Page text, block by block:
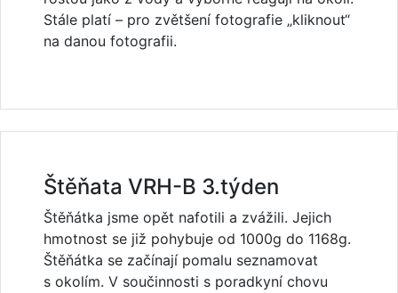
Stále platí – pro zvětšení fotografie „kliknout“
na danou fotografii.
Štěňata VRH-B 3.týden
Štěňátka jsme opět nafotili a zvážili. Jejich
hmotnost se již pohybuje od 1000g do 1168g.
Štěňátka se začínají pomalu seznamovat
s okolím. V součinnosti s poradkyní chovu